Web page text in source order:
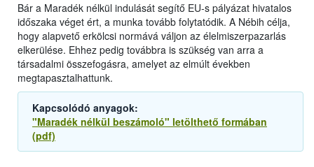
Bár a Maradék nélkül indulását segítő EU-s pályázat hivatalos
időszaka véget ért, a munka tovább folytatódik. A Nébih célja,
hogy alapvető erkölcsi normává váljon az élelmiszerpazarlás
elkerülése. Ehhez pedig továbbra is szükség van arra a
társadalmi összefogásra, amelyet az elmúlt években
megtapasztalhattunk.
Kapcsolódó anyagok:
"Maradék nélkül beszámoló" letölthető formában
(pdf)